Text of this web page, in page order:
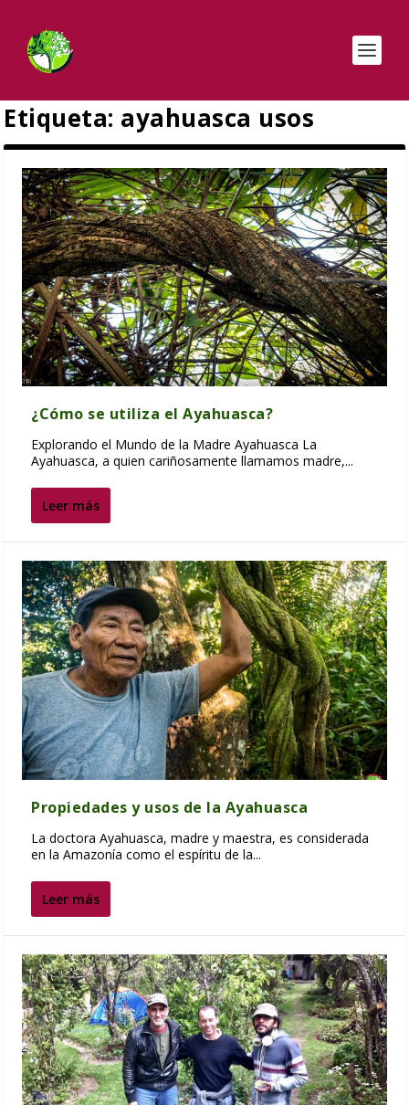
Etiqueta: ayahuasca usos
¿Cómo se utiliza el Ayahuasca?
Explorando el Mundo de la Madre Ayahuasca La
Ayahuasca, a quien cariñosamente llamamos madre,...
Leer más
Propiedades y usos de la Ayahuasca
La doctora Ayahuasca, madre y maestra, es considerada
en la Amazonía como el espíritu de la...
Leer más